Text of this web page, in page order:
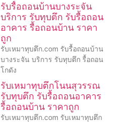
รับรื้อถอนบ้านบางระจัน
บริการ รับทุบตึก รับรื้อถอน
อาคาร รื้อถอนบ้าน ราคา
ถูก
รับเหมาทุบตึก.com รับรื้อถอนบ้าน
บางระจัน บริการ รับทุบตึก รื้อถอน
โกดัง
รับเหมาทุบตึกโนนสุวรรณ
รับทุบตึก รับรื้อถอนอาคาร
รื้อถอนบ้าน ราคาถูก
รับเหมาทุบตึก.com รับเหมาทุบตึก